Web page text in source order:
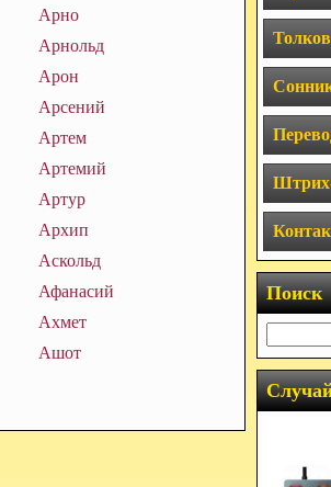
Арно
Арнольд
Арон
Арсений
Артем
Артемий
Артур
Архип
Аскольд
Афанасий
Ахмет
Ашот
Поиск